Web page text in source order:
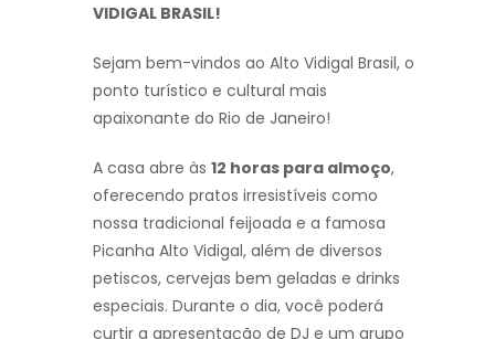
VIDIGAL BRASIL!
Sejam bem-vindos ao Alto Vidigal Brasil, o
ponto turístico e cultural mais
apaixonante do Rio de Janeiro!
A casa abre às 12 horas para almoço,
oferecendo pratos irresistíveis como
nossa tradicional feijoada e a famosa
Picanha Alto Vidigal, além de diversos
petiscos, cervejas bem geladas e drinks
especiais. Durante o dia, você poderá
curtir a apresentação de DJ e um grupo